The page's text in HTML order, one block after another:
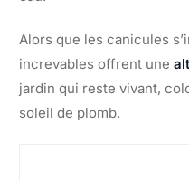
Alors que les canicules
increvables offrent une
jardin qui reste vivant,
soleil de plomb.